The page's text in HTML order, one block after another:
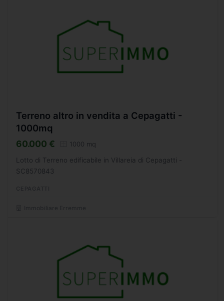
Terreno altro in vendita a Cepagatti -
1000mq
60.000 € 1000 mq
Lotto di Terreno edificabile in Villareia di Cepagatti -
SC8570843